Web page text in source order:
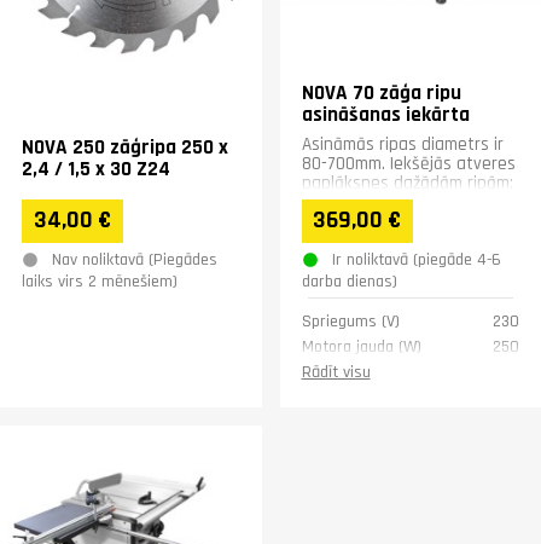
NOVA 250 zāģripa 250 x
2,4 / 1,5 x 30 Z24
34,00 €
Nav noliktavā (Piegādes
laiks virs 2 mēnešiem)
NOVA 70 zāģa ripu
asināšanas iekārta
Asināmās ripas diametrs ir
80-700mm. Iekšējās atveres
paplāksnes dažādām ripām:
20mm, 22mm, 25mm, 30mm
369,00 €
Ir noliktavā (piegāde 4-6
darba dienas)
Spriegums (V)
230
Motora jauda (W)
250
Motors (apgr/min)
Rādīt visu